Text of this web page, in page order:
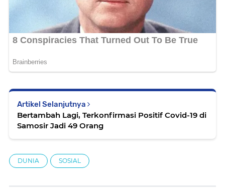
Artikel Selanjutnya
Bertambah Lagi, Terkonfirmasi Positif Covid-19 di
Samosir Jadi 49 Orang
DUNIA SOSIAL